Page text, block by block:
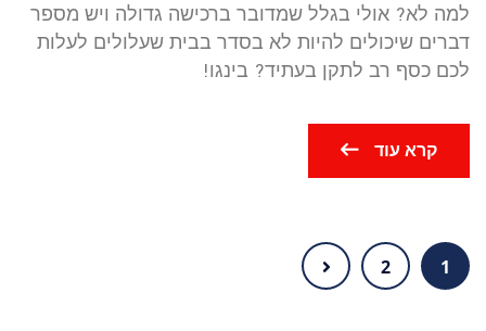
למה לא? אולי בגלל שמדובר ברכישה גדולה ויש מספר
דברים שיכולים להיות לא בסדר בבית שעלולים לעלות
לכם כסף רב לתקן בעתיד? בינגו!
קרא עוד
1
2